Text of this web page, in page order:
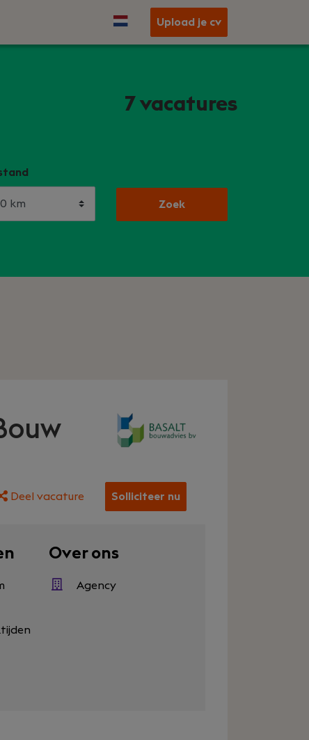
Upload je cv
7 vacatures
Zoek
Deel vacature Solliciteer nu
Over ons
Agency